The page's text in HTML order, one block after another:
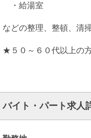
・給湯室
などの整理、整頓、清
★５０～６０代以上の
バイト・パート求人